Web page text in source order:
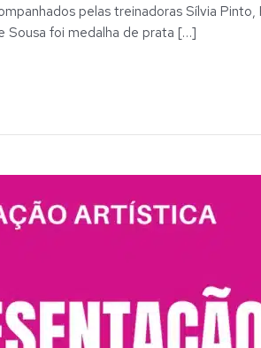
pelas treinadoras Sílvia
Sousa foi medalha de prata […]